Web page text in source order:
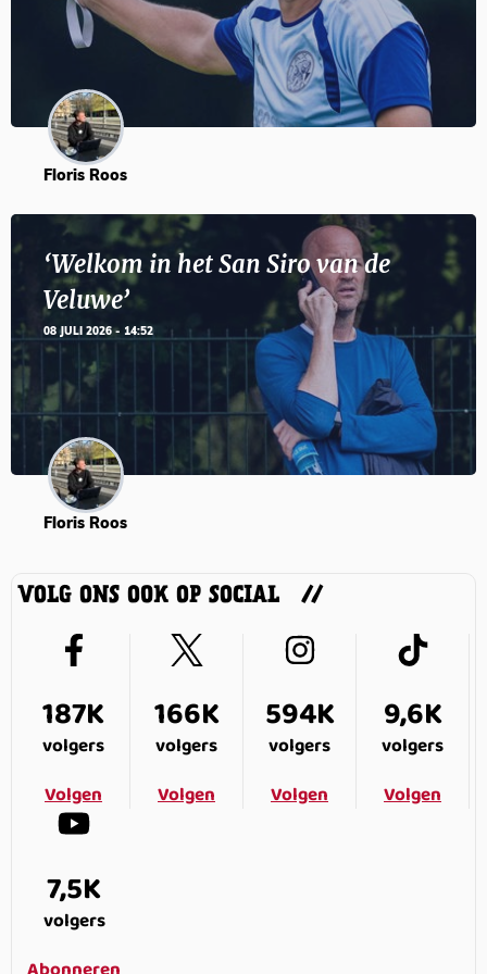
Floris Roos
‘Welkom in het San Siro van de
Veluwe’
08 JULI 2026 - 14:52
Floris Roos
VOLG ONS OOK OP SOCIAL
187K
volgers
Volgen
166K
volgers
Volgen
594K
volgers
Volgen
9,6K
volgers
Volgen
7,5K
volgers